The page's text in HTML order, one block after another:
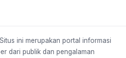
ini merupakan portal informasi
dari publik dan pengalaman